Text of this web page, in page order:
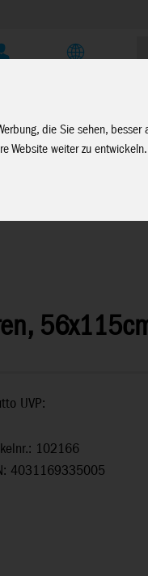
die Sie sehen,
Website weiter zu entwickeln.
UVP:
102166
4031169335005